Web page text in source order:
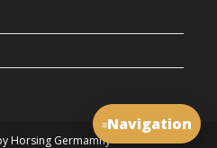
Horsing Germamny
≡Navigation